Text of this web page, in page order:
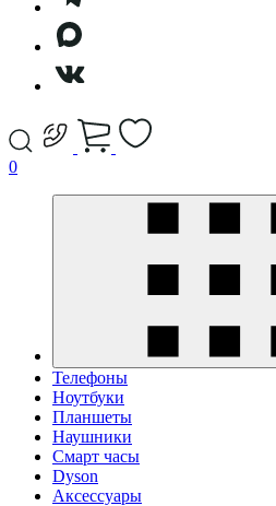
0
Телефоны
Ноутбуки
Планшеты
Наушники
Смарт часы
Dyson
Аксессуары